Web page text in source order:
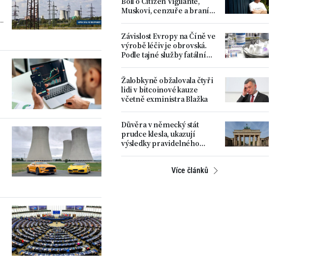
Muskovi, cenzuře a braní
Závislost Evropy na Číně ve
výrobě léčiv je obrovská.
Podle tajné služby fatální
Žalobkyně obžalovala čtyři
lidi v bitcoinové kauze
včetně exministra Blažka
Důvěra v německý stát
prudce klesla, ukazují
výsledky pravidelného
Více článků